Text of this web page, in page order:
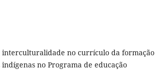
interculturalidade no currículo da formação
no Programa de educação